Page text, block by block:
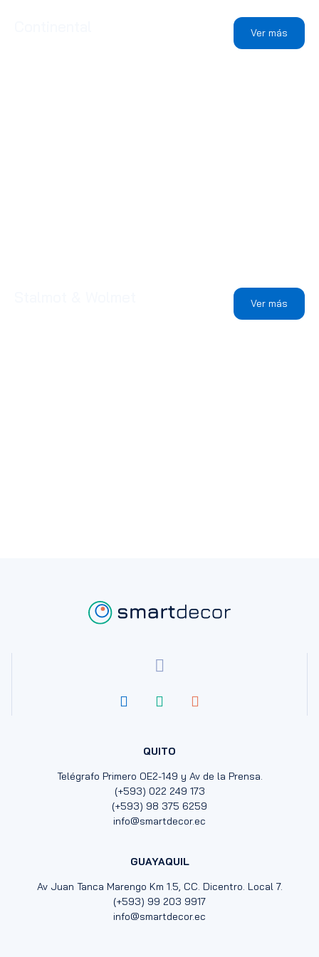
Ver más
Ver más
QUITO
Telégrafo Primero OE2-149 y Av de la Prensa.
(+593) 022 249 173
(+593) 98 375 6259
info@smartdecor.ec
GUAYAQUIL
Av Juan Tanca Marengo Km 1.5, CC. Dicentro. Local 7.
(+593) 99 203 9917
info@smartdecor.ec